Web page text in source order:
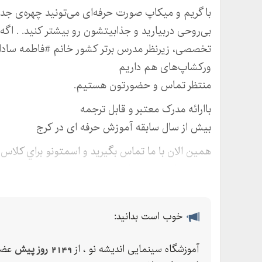
با گریم و میکاپ صورت حرفه‌ای می‌تونید چهره‌ی
بی‌روحی دربیارید و جذابیتشون رو بیشتر کنید. .
تخصصی، زیرنظر مدرس برتر کشور خانم #فاطمه
ورکشاپ‌های هم داریم
منتظر تماس و حضورتون هستیم.
باارائه مدرک معتبر و قابل ترجمه
بيش از سال سابقه آموزش حرفه ای در کرج
همين الان با ما تماس بگيريد و اسمتونو براي کلاس
موبايل :
*****
خوب است بدانید:
آموزشگاه سینمایی اندیشه نو ، از 2149 روز پیش